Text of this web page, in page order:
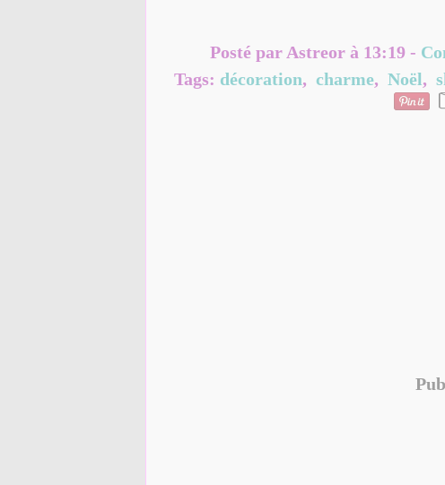
Posté par Astreor à 13:19 -
Tags: décoration, charme, Noël,